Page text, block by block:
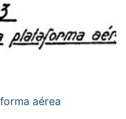
aérea